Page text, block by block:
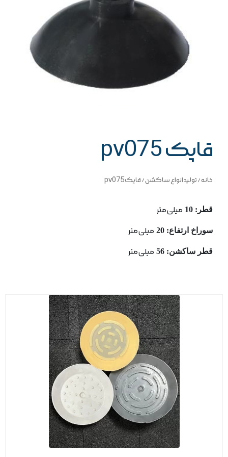
قاپک pv075
خانه/تولید انواع ساکشن/ قاپک pv075
قطر: 10 میلی متر
سوراخ ارتفاع: 20 میلی متر
قطر ساكشن: 56 میلی متر